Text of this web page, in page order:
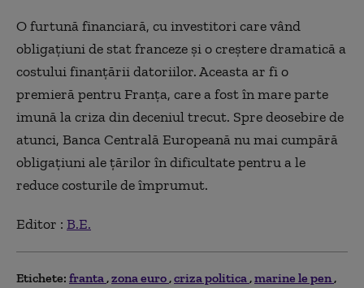
O furtună financiară, cu investitori care vând
obligațiuni de stat franceze și o creștere dramatică a
costului finanțării datoriilor. Aceasta ar fi o
premieră pentru Franța, care a fost în mare parte
imună la criza din deceniul trecut. Spre deosebire de
atunci, Banca Centrală Europeană nu mai cumpără
obligațiuni ale țărilor în dificultate pentru a le
reduce costurile de împrumut.
Editor : B.E.
Etichete: franta zona euro criza politica marine le pen